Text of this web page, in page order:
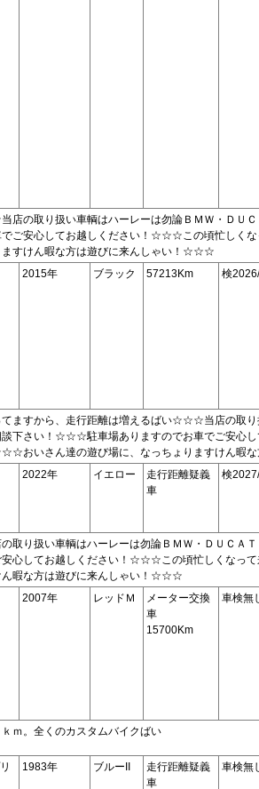
の取り扱い車輌はハーレーは勿論ＢＭＷ・ＤＵＣ
ご安心してお越しください！☆☆☆この頃忙しくな
すけん暇な方は遊びに来んしゃい！☆☆☆
2015年 ブラック 57213Km 検
ますから、走行距離は増えるばい☆☆☆当店の取り
談下さい！☆☆☆駐車場ありますのでお車でご安
おいさん達の遊び場に、なっちょりますけん暇
2022年 イエロー
走行距離疑義
車
検
り扱い車輌はハーレーは勿論ＢＭＷ・ＤＵＣＡ
心してお越しください！☆☆☆この頃忙しくなって
暇な方は遊びに来んしゃい！☆☆☆
2007年 レッドＭ
メーター交換
車
15700Km
車検無
ｍ。全くのカスタムバイクばい
1983年 ブルーII
走行距離疑義
車
車検無